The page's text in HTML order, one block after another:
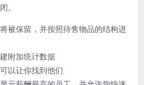
。
被保留，并按照待售物品的结构进
附加统计数据
以让你找到他们